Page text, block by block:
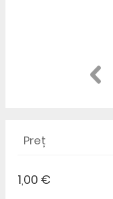
Preț
1,00 €